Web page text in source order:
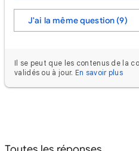
J'ai la même question (9)
Il se peut que les contenus de la
validés ou à jour. En savoir plus